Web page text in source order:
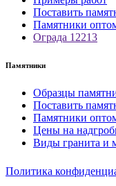
Поставить
Памятники
Ограда 12213
Памятники
Образцы
Поставить
Памятники
Цены на
Виды гранита и
Политика